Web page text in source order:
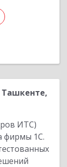
ИТС)
фирмы 1С.